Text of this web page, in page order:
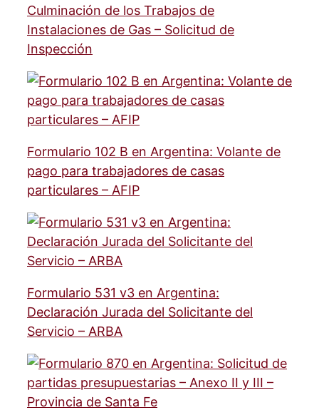
Culminación de los Trabajos de
Instalaciones de Gas – Solicitud de
Inspección
Formulario 102 B en Argentina: Volante de
pago para trabajadores de casas
particulares – AFIP
Formulario 531 v3 en Argentina:
Declaración Jurada del Solicitante del
Servicio – ARBA